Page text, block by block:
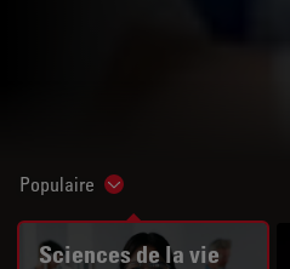
Populaire Show subnavigation
Sciences de la vie